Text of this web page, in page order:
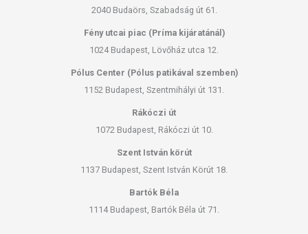
2040 Budaörs, Szabadság út 61.
Fény utcai piac (Príma kijáratánál)
1024 Budapest, Lövőház utca 12.
Pólus Center (Pólus patikával szemben)
1152 Budapest, Szentmihályi út 131.
Rákóczi út
1072 Budapest, Rákóczi út 10.
Szent István körút
1137 Budapest, Szent István Körút 18.
Bartók Béla
1114 Budapest, Bartók Béla út 71.